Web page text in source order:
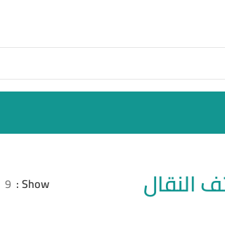
النقال Show
9